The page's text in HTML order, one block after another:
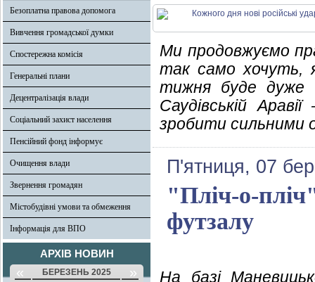
Безоплатна правова допомога
Вивчення громадської думки
Спостережна комісія
Генеральні плани
Децентралізація влади
Соціальний захист населення
Пенсійний фонд інформує
Очищення влади
Звернення громадян
Містобудівні умови та обмеження
Інформація для ВПО
АРХІВ НОВИН
« БЕРЕЗЕНЬ 2025 »
Ми продовжуємо
так само хочуть,
тижня буде дуже
Саудівській
зробити сильними
П'ятниця, 07
"Пліч-о-
футзалу
На базі